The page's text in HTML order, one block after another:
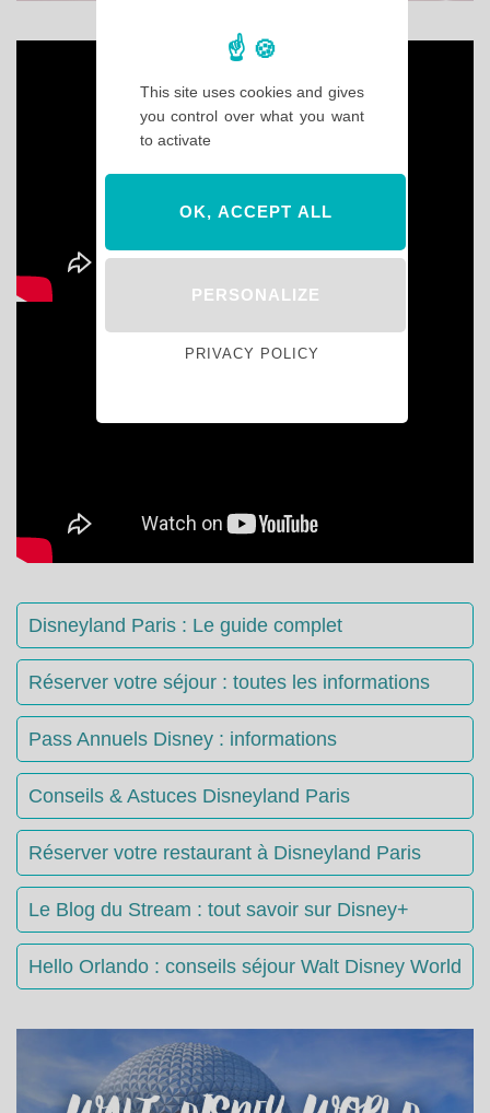
Disneyland Paris : Le guide complet
Réserver votre séjour : toutes les informations
Pass Annuels Disney : informations
Conseils & Astuces Disneyland Paris
Réserver votre restaurant à Disneyland Paris
Le Blog du Stream : tout savoir sur Disney+
Hello Orlando : conseils séjour Walt Disney World
This site uses cookies and gives
you control over what you want
to activate
OK, ACCEPT ALL
PERSONALIZE
PRIVACY POLICY